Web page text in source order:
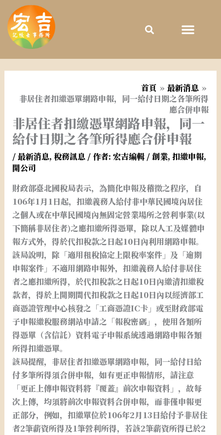
內
容
首頁
最新消息
非居住者扣繳憑單網路申報，同一給付日期之各筆所得
應合併申報
非居住者扣繳憑單網路申報，同一
給付日期之各筆所得應合併申報
/最新消息, 稅務訊息/ 作者: 宏吉編輯 /創業, 扣繳申報,
開公司
財政部臺北國稅局表示，為簡化申報及稽徵之程序，自
106年1月1日起，扣繳義務人給付非中華民國境內居住
之個人或在中華民國境內無固定營業場所之營利事業(以
下簡稱非居住者)之應扣繳所得憑單，除以人工及媒體申
報方式外，得於代扣稅款之日起10日內利用網路申報。
該局說明，除「適用租稅協定上限稅率案件」及「逾期
申報案件」不適用網路申報外，扣繳義務人給付非居住
者之應扣繳所得，於代扣稅款之日起10日內繳清扣繳稅
款者，得於上開期間代扣稅款之日起10日內以經濟部工
商憑證管理中心核發之「工商憑證IC卡」或至財政部電
子申報繳稅服務網站申請之「報稅密碼」，使用各類所
得憑單（含信託）資料電子申報系統透過網路申報各類
所得扣繳憑單。
該局提醒，非居住者扣繳憑單網路申報，同一給付日給
付多筆所得須合併申報，如有更正申報情形，請注意
「更正上傳申報資料將『覆蓋』前次申報資料」，故每
次上傳，均須將前次申報資料合併申報，而非僅申報更
正部分，例如，扣繳單位於106年2月13日給付予非居住
者2筆薪資所得及1筆營利所得，若該2筆薪資所得已於2